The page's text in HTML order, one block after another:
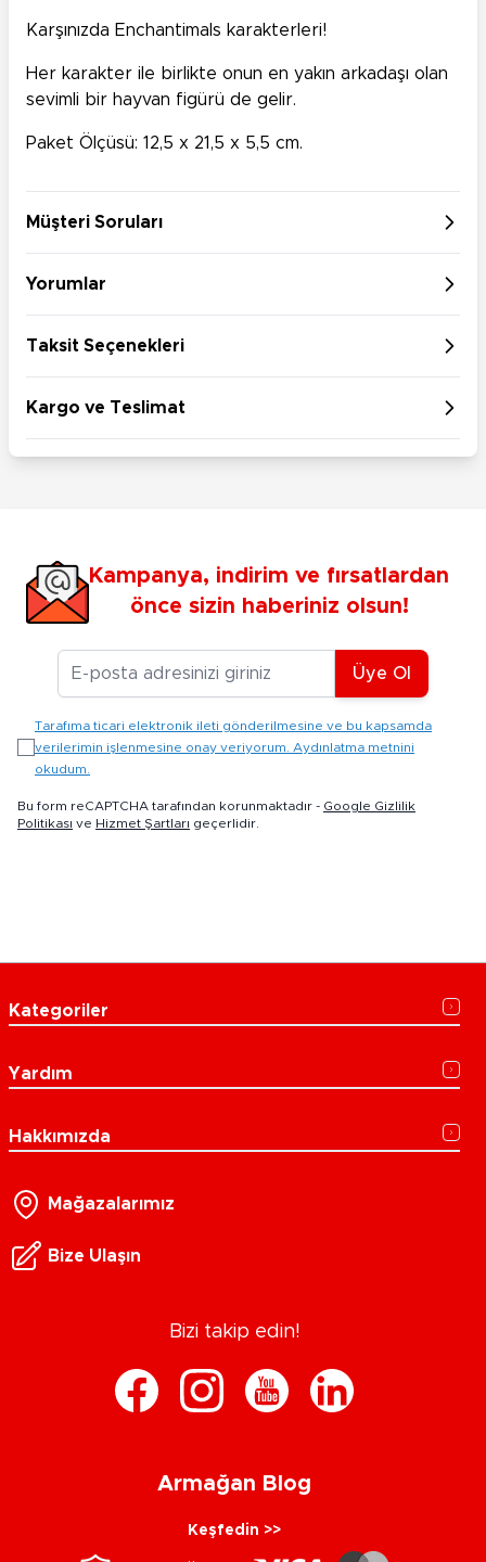
Karşınızda Enchantimals karakterleri!
Her karakter ile birlikte onun en yakın arkadaşı olan
sevimli bir hayvan figürü de gelir.
Paket Ölçüsü: 12,5 x 21,5 x 5,5 cm.
Müşteri Soruları
Yorumlar
Taksit Seçenekleri
Kargo ve Teslimat
Kampanya, indirim ve fırsatlardan
önce sizin haberiniz olsun!
E-posta Adresiniz
Üye Ol
Tarafıma ticari elektronik ileti gönderilmesine ve bu kapsamda
verilerimin işlenmesine onay veriyorum. Aydınlatma metnini
okudum.
Bu form reCAPTCHA tarafından korunmaktadır - Google Gizlilik
Politikası ve Hizmet Şartları geçerlidir.
Kategoriler
Yardım
Hakkımızda
Mağazalarımız
Bize Ulaşın
Bizi takip edin!
Armağan Blog
Keşfedin >>